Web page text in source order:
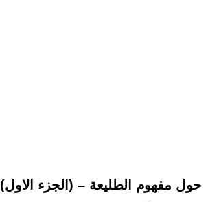
حول مفهوم الطليعة – (الجزء الاول)